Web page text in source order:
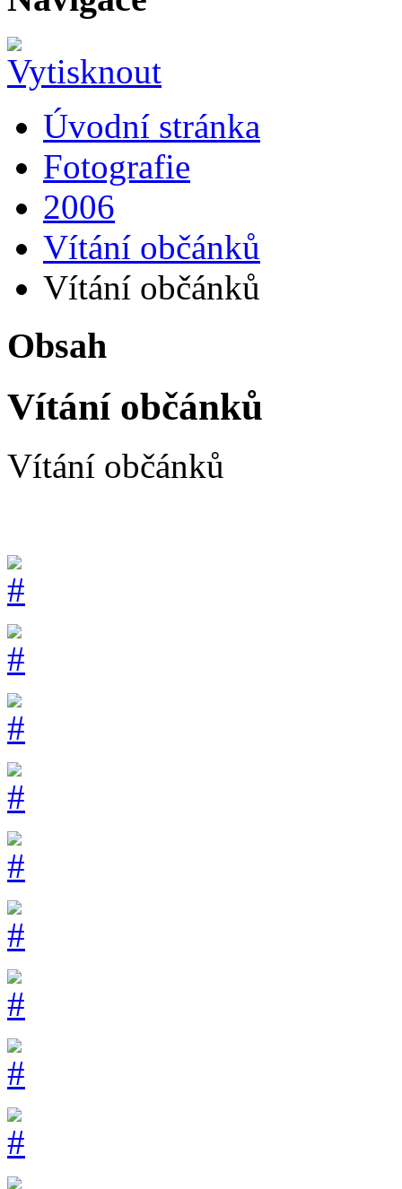
Úvodní stránka
Fotografie
2006
Vítání občánků
Vítání občánků
Obsah
Vítání občánků
Vítání občánků